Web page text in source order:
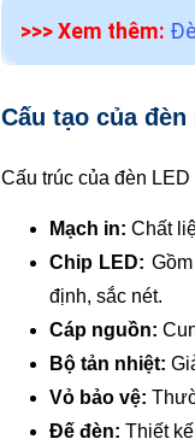
>>> Xem thêm:
Cấu tạo của
Cấu trúc của đèn
Mạch in: Chất
Chip LED:
định, sắc nét.
Cáp nguồn:
Bộ tản nhiệt:
Vỏ bảo vệ:
Đế đèn:Thiết